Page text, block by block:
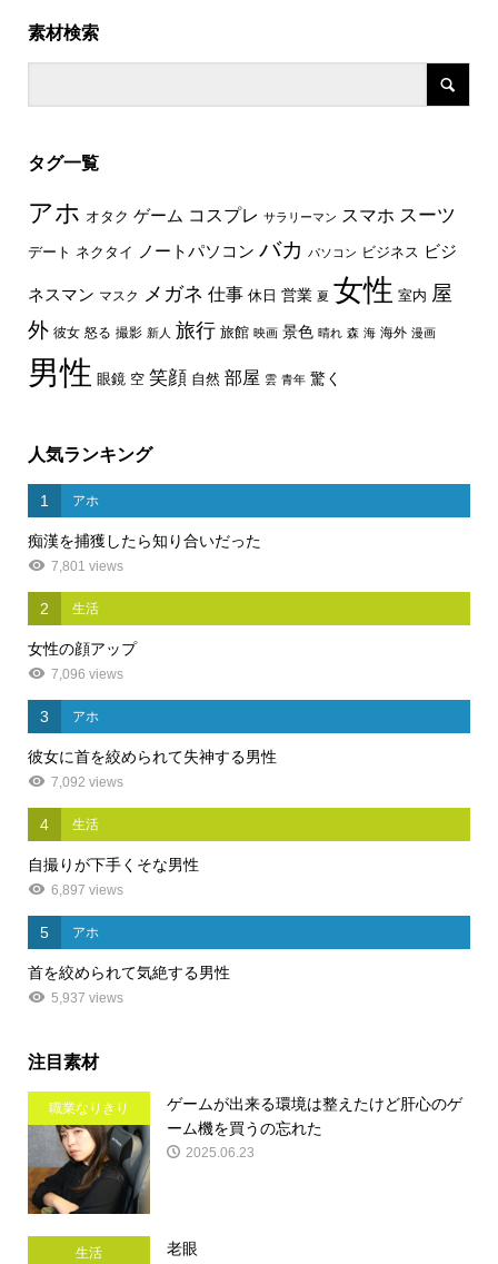
素材検索
タグ一覧
アホ オタク ゲーム コスプレ サラリーマン スマホ スーツ
デート ネクタイ ノートパソコン バカ パソコン ビジネス ビジ
ネスマン マスク メガネ 仕事 休日 営業 夏 女性 室内 屋
外 彼女 怒る 撮影 新人 旅行 旅館 映画 景色 晴れ 森 海 海外 漫画
男性 眼鏡 空 笑顔 自然 部屋 雲 青年 驚く
人気ランキング
1 アホ
痴漢を捕獲したら知り合いだった
7,801 views
2 生活
女性の顔アップ
7,096 views
3 アホ
彼女に首を絞められて失神する男性
7,092 views
4 生活
自撮りが下手くそな男性
6,897 views
5 アホ
首を絞められて気絶する男性
5,937 views
注目素材
職業なりきり
ゲームが出来る環境は整えたけど肝心のゲ
ーム機を買うの忘れた
2025.06.23
生活 老眼